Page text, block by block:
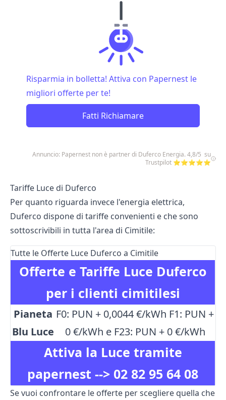
Risparmia in bolletta! Attiva con Papernest le
migliori offerte per te!
Fatti Richiamare
Annuncio: Papernest non è partner di Duferco Energia. 4,8/5 su
Trustpilot ⭐⭐⭐⭐⭐
Tariffe Luce di Duferco
Per quanto riguarda invece l'energia elettrica,
Duferco dispone di tariffe convenienti e che sono
sottoscrivibili in tutta l'area di Cimitile:
Tutte le Offerte Luce Duferco a Cimitile
Attiva la Luce tramite
papernest --> 02 82 95 64 08
Offerte e Tariffe Luce Duferco
per i clienti cimitilesi
Pianeta
Blu Luce
F0: PUN + 0,0044 €/kWh F1: PUN +
0 €/kWh e F23: PUN + 0 €/kWh
Se vuoi confrontare le offerte per scegliere quella che